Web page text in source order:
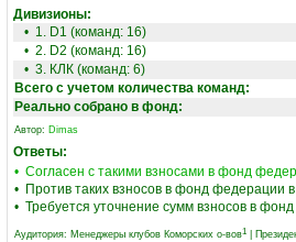
Дивизионы:
• 1. D1 (команд: 16)
• 2. D2 (команд: 16)
• 3. КЛК (команд: 6)
Всего с учетом количества команд:
Реально собрано в фонд:
Автор: Dimas
Ответы:
• Согласен с такими взносами в фонд
• Против таких взносов в фонд федерации
• Требуется уточнение сумм взносов в фонд
Аудитория: Менеджеры клубов Коморских о-вов1